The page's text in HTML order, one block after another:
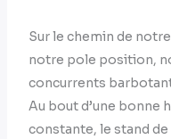
Sur le chemin de
notre pole position,
concurrents barbotant
Au bout d’une bonne
constante, le stand